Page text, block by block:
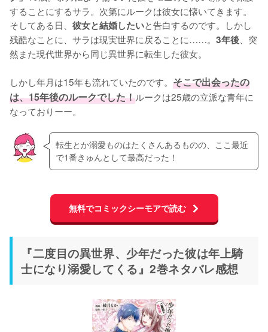
することにするサラ。次第にルークは彼女に懐いてきます。
そしてある日、 彼女と結婚したいと告白するのです。しかし
残酷なことに、サラは現実世界に戻ることに……。 3年後 、突
然また現代世界から同じ異世界に転生した彼女。
しかし年月は15年も流れていたのです。 そこで出会ったの
は、15年後のルークでした！ルークは25歳の立派な青年に
なっておりーー。
転生とか溺愛ものはたくさんあるものの、ここ最近
で1番きゅんとして最高だった！
無料でコミックシーモアで読む
『二度目の異世界、少年だった彼は年上騎
士になり溺愛してくる』2巻ネタバレ感想